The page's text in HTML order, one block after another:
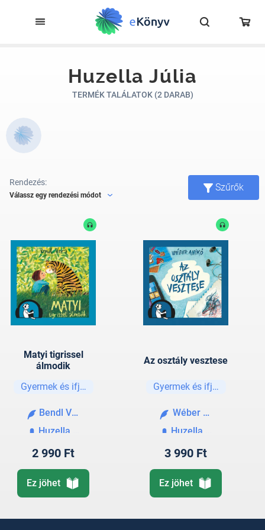
Huzella Júlia
TERMÉK TALÁLATOK (2 DARAB)
Rendezés:
Válassz egy rendezési módot
Szűrők
Matyi tigrissel
álmodik
Gyermek és ifjúsági
Bendl Vera
Huzella Júlia
2 990 Ft
Ez jöhet
Az osztály vesztese
Gyermek és ifjúsági
Wéber Anikó
Huzella Júlia
3 990 Ft
Ez jöhet